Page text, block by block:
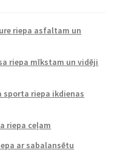
riepa asfaltam un
riepa mīkstam un vidēji
sporta riepa ikdienas
riepa ceļam
ar sabalansētu